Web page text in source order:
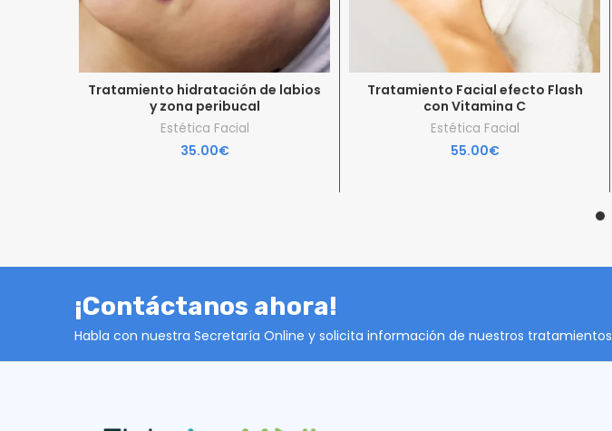
Tratamiento hidratación de labios
y zona peribucal
Estética Facial
35.00€
Tratamiento Facial efecto Flash
con Vitamina C
Estética Facial
55.00€
¡Contáctanos ahora!
Habla con nuestra Secretaría Online y solicita información de nuestros tratamientos